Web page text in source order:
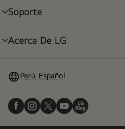
Soporte
alternar
Acerca De LG
alternar
Perú, Español